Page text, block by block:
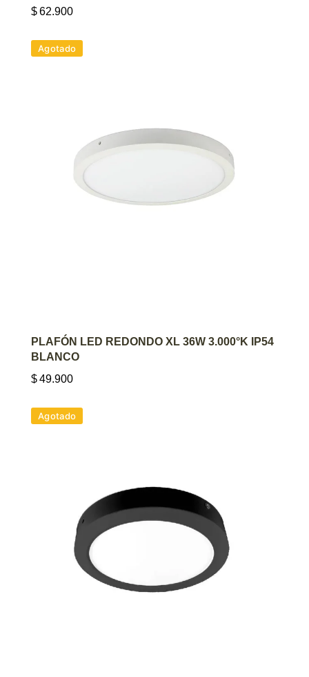
$62.900
Agotado
AGREGAR AL CARRITO
PLAFÓN LED REDONDO XL 36W 3.000°K IP54
BLANCO
$49.900
Agotado